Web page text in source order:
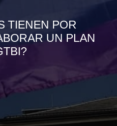
TIENEN POR
UN PLAN